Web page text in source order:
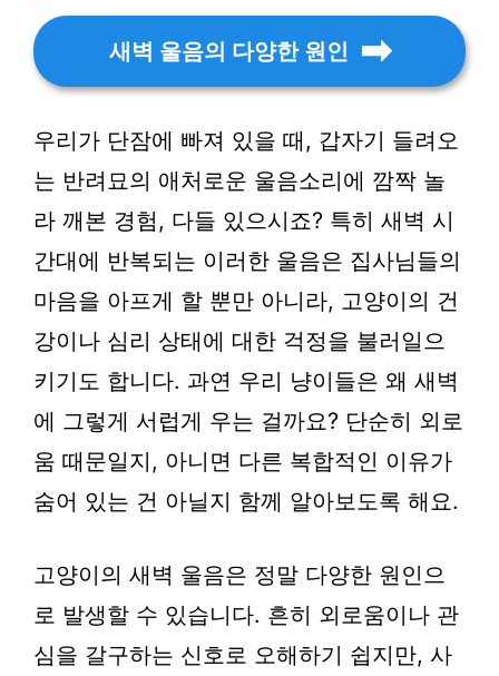
새벽 울음의 다양한 원인
우리가 단잠에 빠져 있을 때, 갑자기 들려오
는 반려묘의 애처로운 울음소리에 깜짝 놀
라 깨본 경험, 다들 있으시죠? 특히 새벽 시
간대에 반복되는 이러한 울음은 집사님들의
마음을 아프게 할 뿐만 아니라, 고양이의 건
강이나 심리 상태에 대한 걱정을 불러일으
키기도 합니다. 과연 우리 냥이들은 왜 새벽
에 그렇게 서럽게 우는 걸까요? 단순히 외로
움 때문일지, 아니면 다른 복합적인 이유가
숨어 있는 건 아닐지 함께 알아보도록 해요.
고양이의 새벽 울음은 정말 다양한 원인으
로 발생할 수 있습니다. 흔히 외로움이나 관
심을 갈구하는 신호로 오해하기 쉽지만, 사